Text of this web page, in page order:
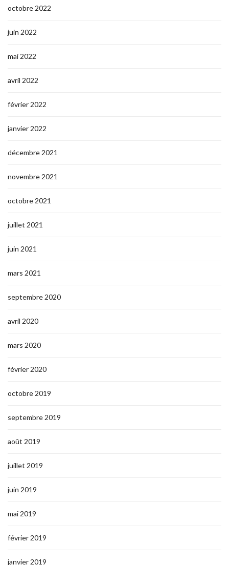
octobre 2022
juin 2022
mai 2022
avril 2022
février 2022
janvier 2022
décembre 2021
novembre 2021
octobre 2021
juillet 2021
juin 2021
mars 2021
septembre 2020
avril 2020
mars 2020
février 2020
octobre 2019
septembre 2019
août 2019
juillet 2019
juin 2019
mai 2019
février 2019
janvier 2019